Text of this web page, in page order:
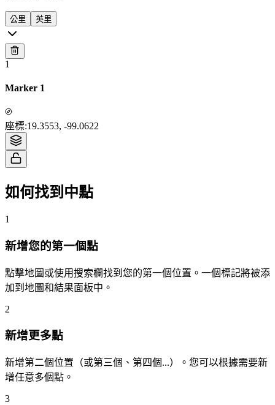
公里 英里
1
Marker 1
座標:19.3553, -99.0622
Tiles © Esri — Source: Esri, i-cubed, USDA, USGS, AEX, GeoEye,
Getmapping, Aerogrid, IGN, IGP, UPR-EGP, and the GIS User Community
如何找到中點
1
新增您的第一個點
點擊地圖或使用搜索欄找到您的第一個位置。一個標記將被添
加到地圖和結果面板中。
2
新增更多點
新增第二個位置（或第三個、第四個...）。您可以根據需要新
增任意多個點。
3